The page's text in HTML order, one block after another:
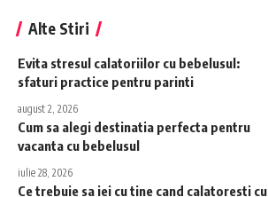
Alte Stiri
Evita stresul calatoriilor cu bebelusul:
sfaturi practice pentru parinti
august 2, 2026
Cum sa alegi destinatia perfecta pentru
vacanta cu bebelusul
iulie 28, 2026
Ce trebuie sa iei cu tine cand calatoresti cu